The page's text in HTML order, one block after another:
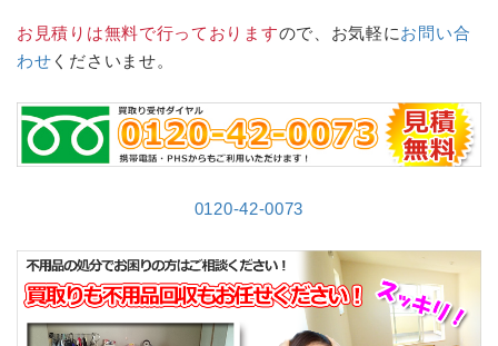
お見積りは無料で行っておりますので、お気軽にお問い合
わせ くださいませ。
0120-42-0073